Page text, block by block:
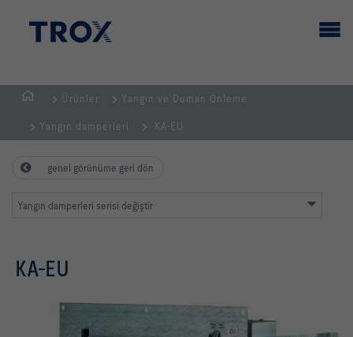
SAYFASI
Ürünler Yangın ve Duman Önleme
Yangın damperleri KA-EU
genel görünüme geri dön
Yangın damperleri serisi değiştir
KA-EU